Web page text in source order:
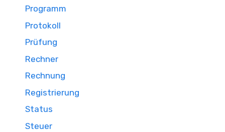
Programm
Protokoll
Prüfung
Rechner
Rechnung
Registrierung
Status
Steuer